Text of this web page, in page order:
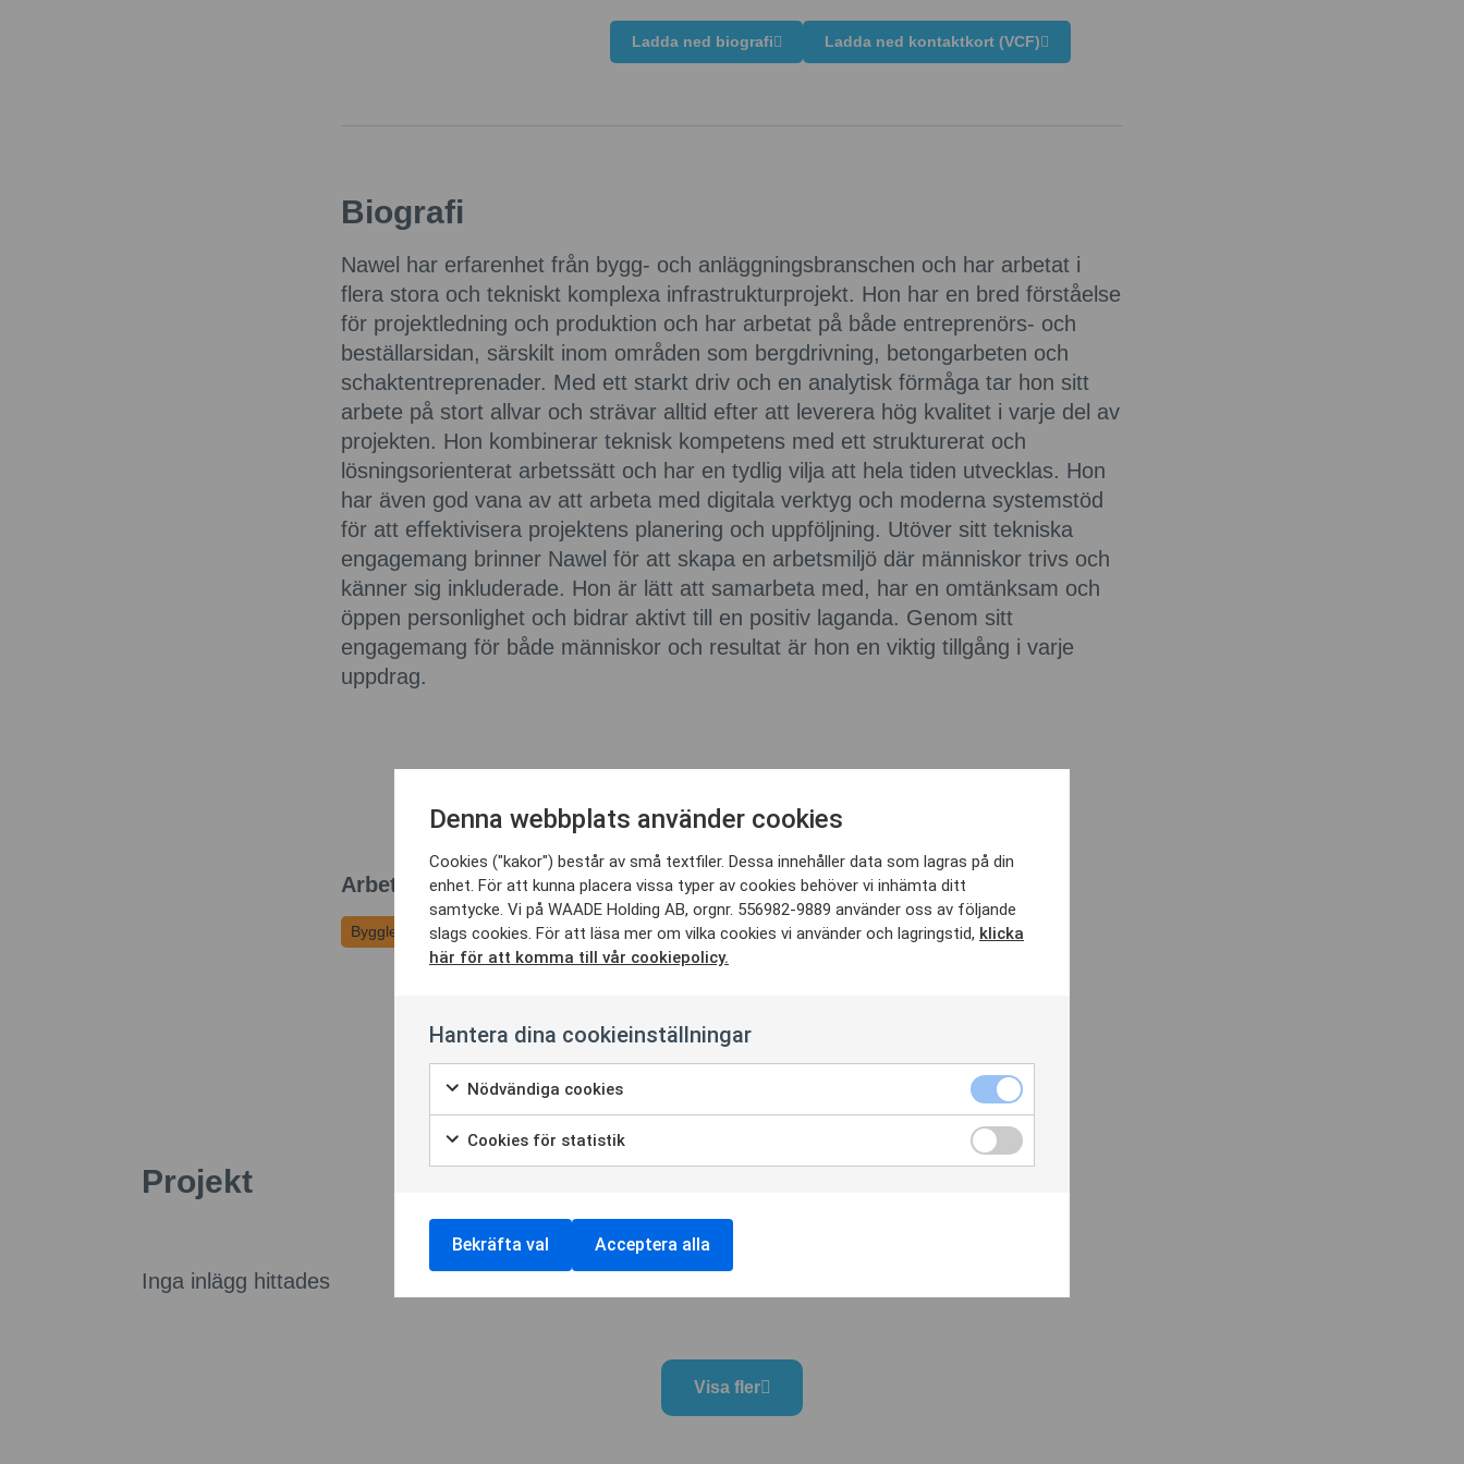
Ladda ned biografi Ladda ned kontaktkort (VCF)
Biografi
Nawel har erfarenhet från bygg- och anläggningsbranschen och har arbetat i
flera stora och tekniskt komplexa infrastrukturprojekt. Hon har en bred förståelse
för projektledning och produktion och har arbetat på både entreprenörs- och
beställarsidan, särskilt inom områden som bergdrivning, betongarbeten och
schaktentreprenader. Med ett starkt driv och en analytisk förmåga tar hon sitt
arbete på stort allvar och strävar alltid efter att leverera hög kvalitet i varje del av
projekten. Hon kombinerar teknisk kompetens med ett strukturerat och
lösningsorienterat arbetssätt och har en tydlig vilja att hela tiden utvecklas. Hon
har även god vana av att arbeta med digitala verktyg och moderna systemstöd
för att effektivisera projektens planering och uppföljning. Utöver sitt tekniska
engagemang brinner Nawel för att skapa en arbetsmiljö där människor trivs och
känner sig inkluderade. Hon är lätt att samarbeta med, har en omtänksam och
öppen personlighet och bidrar aktivt till en positiv laganda. Genom sitt
engagemang för både människor och resultat är hon en viktig tillgång i varje
uppdrag.
Arbetsroller jag kan utföra
Byggledare Entrepenadingenjör Projektingenjör
Projekt
Inga inlägg hittades
Visa fler
Denna webbplats använder cookies
Cookies ("kakor") består av små textfiler. Dessa innehåller data som lagras på din
enhet. För att kunna placera vissa typer av cookies behöver vi inhämta ditt
samtycke. Vi på WAADE Holding AB, orgnr. 556982-9889 använder oss av följande
slags cookies. För att läsa mer om vilka cookies vi använder och lagringstid, klicka
här för att komma till vår cookiepolicy.
Hantera dina cookieinställningar
Nödvändiga cookies
Cookies för statistik
Bekräfta val Acceptera alla